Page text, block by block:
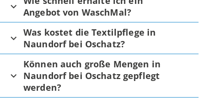
Angebot von WaschMal?
Was kostet die Textilpflege in
Naundorf bei Oschatz?
Können auch große Mengen in
Naundorf bei Oschatz gepflegt
werden?